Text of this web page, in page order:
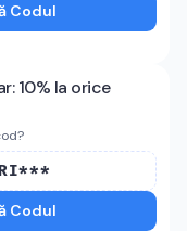
Codul
10% la orice
Codul